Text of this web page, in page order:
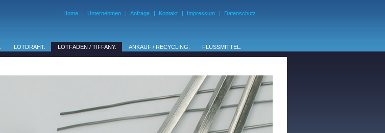
Home | Unternehmen | Anfrage | Kontakt | Impressum | Datenschutz
LÖTDRAHT. LÖTFÄDEN / TIFFANY. ANKAUF / RECYCLING. FLUSSMITTEL.